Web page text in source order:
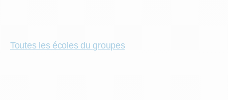
Toutes les écoles du groupes